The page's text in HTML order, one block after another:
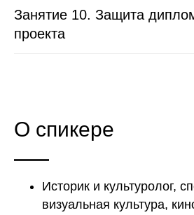
Занятие 10. Защита
проекта
О спикере
Историк и культуролог,
визуальная культура,